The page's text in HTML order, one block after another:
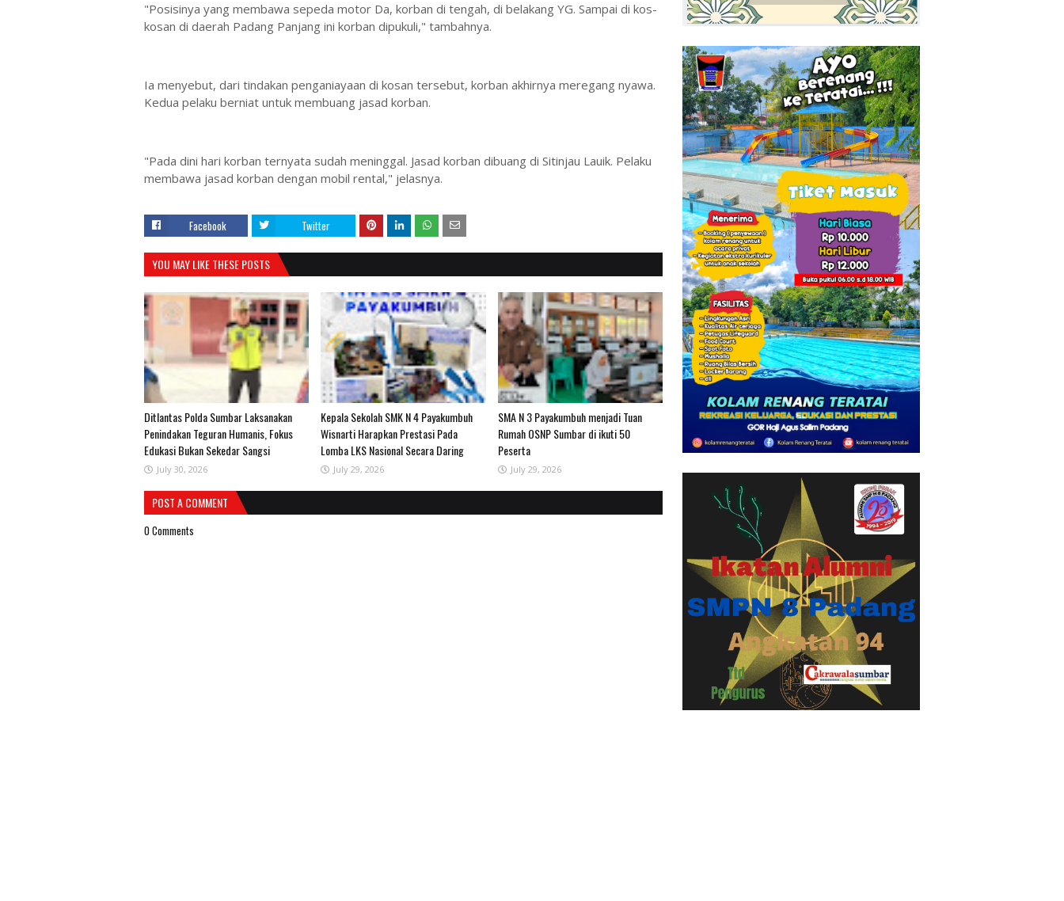
"Posisinya yang membawa sepeda motor Da, korban di tengah, di belakang YG. Sampai di kos-
kosan di daerah Padang Panjang ini korban dipukuli," tambahnya.
Ia menyebut, dari tindakan penganiayaan di kosan tersebut, korban akhirnya meregang nyawa.
Kedua pelaku berniat untuk membuang jasad korban.
"Pada dini hari korban ternyata sudah meninggal. Jasad korban dibuang di Sitinjau Lauik. Pelaku
membawa jasad korban dengan mobil rental," jelasnya.
Facebook Twitter
YOU MAY LIKE THESE POSTS
Ditlantas Polda Sumbar Laksanakan
Penindakan Teguran Humanis, Fokus
Edukasi Bukan Sekedar Sangsi
July 30, 2026
Kepala Sekolah SMK N 4 Payakumbuh
Wisnarti Harapkan Prestasi Pada
Lomba LKS Nasional Secara Daring
July 29, 2026
SMA N 3 Payakumbuh menjadi Tuan
Rumah OSNP Sumbar di ikuti 50
Peserta
July 29, 2026
POST A COMMENT
0 Comments